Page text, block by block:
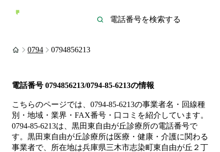
0794 0794856213
電話番号 0794856213/0794-85-6213の情報
こちらのページでは、 0794-85-6213の事業者名・回線種
別・地域・業界・FAX番号・口コミを紹介しています。
0794-85-6213は、 黒田東自由が丘診療所の電話番号で
す。 黒田東自由が丘診療所は医療・健康・介護に関わる
事業者で、所在地は兵庫県三木市志染町東自由が丘２丁